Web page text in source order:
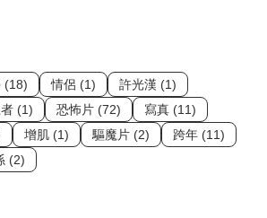
(18) 情侶 (1)
許光漢 (1)
(1) 恐怖片 (72)
寫真 (11)
增肌 (1) 驅魔片 (2)
跨年 (11)
(2)